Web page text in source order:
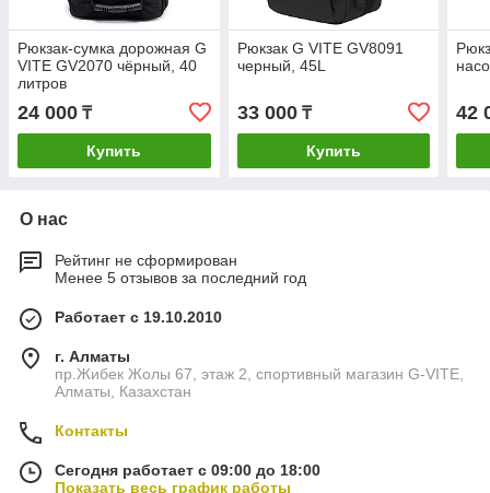
Рюкзак-сумка дорожная G
VITE GV2070 чёрный, 40
литров
24 000 ₸
Купить
Рюкзак G VITE GV8091
черный, 45L
33 000₸
Купить
42
О нас
Рейтинг не сформирован
Менее 5 отзывов за последний год
Работает с 19.10.2010
г. Алматы
пр.Жибек Жолы 67, этаж 2, спортивный магазин G-VITE,
Алматы, Казахстан
Контакты
Сегодня работает с 09:00 до 18:00
Показать весь график работы